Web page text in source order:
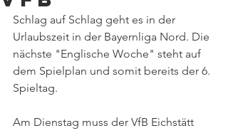
Schlag auf Schlag geht es in der
Urlaubszeit in der Bayernliga Nord. Die
nächste "Englische Woche" steht auf
dem Spielplan und somit bereits der 6.
Spieltag.
Am Dienstag muss der VfB Eichstätt